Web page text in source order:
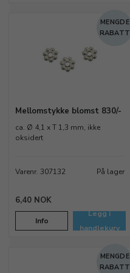
MENGDE
RABATT
Mellomstykke blomst 830/-
ca. Ø 4,1 x T 1,3 mm, ikke
oksidert
Varenr. 307132 På lager
6,40 NOK
Info
Legg i
handlekurv
MENGDE
RABATT